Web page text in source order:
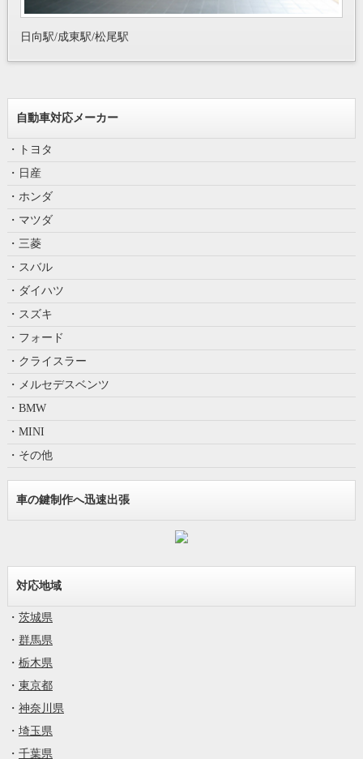
日向駅/成東駅/松尾駅
自動車対応メーカー
・トヨタ
・日産
・ホンダ
・マツダ
・三菱
・スバル
・ダイハツ
・スズキ
・フォード
・クライスラー
・メルセデスベンツ
・BMW
・MINI
・その他
車の鍵制作へ迅速出張
対応地域
・ 茨城県
・ 群馬県
・ 栃木県
・ 東京都
・ 神奈川県
・ 埼玉県
・ 千葉県